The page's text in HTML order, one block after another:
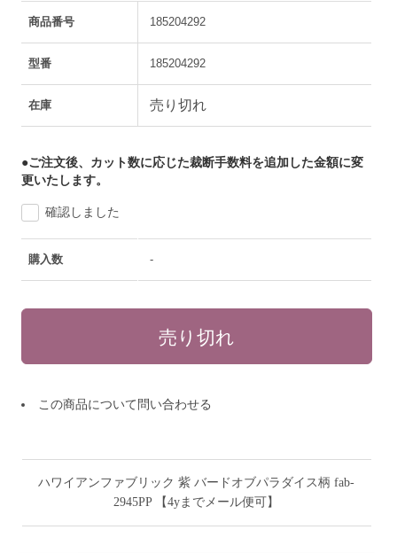
商品番号 185204292
型番 185204292
在庫 売り切れ
●ご注文後、カット数に応じた裁断手数料を追加した金額に変
更いたします。
確認しました
購入数 -
この商品について問い合わせる
ハワイアンファブリック 紫 バードオブパラダイス柄 fab-
2945PP 【4yまでメール便可】